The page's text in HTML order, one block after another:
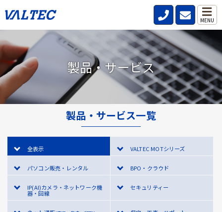
MENU
製品・サービス
製品・サービス一覧
全表示 VALTEC MOTシリーズ
パソコン販売・レンタル BPO・クラウド
IP(AI)カメラ・ネットワーク機
器・回線
セキュリティー